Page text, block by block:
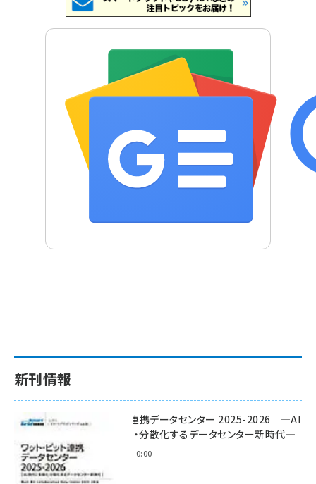
新刊情報
ワット・ビット連携データセンター 2025-2026 ―AI
時代に多様化・分散化するデータセンター新時代―
2025年11月28日 0:00